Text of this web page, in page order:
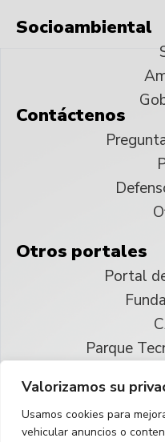
Valorizamos su
Usamos cookies para
vehicular anuncios o
Socioambiental
Contáctenos
Otros portales
Portal
Parque
Reservados